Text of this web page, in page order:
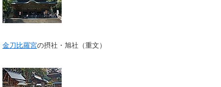
金刀比羅宮の摂社・旭社（重文）